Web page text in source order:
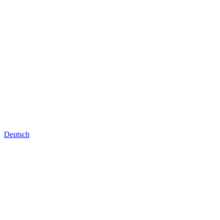
Deutsch